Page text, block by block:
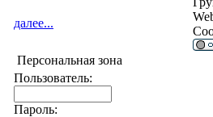
далее...
Персональная зона
Пользователь:
Пароль: